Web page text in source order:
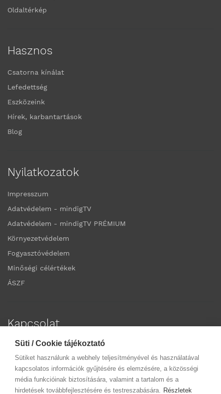
Oldaltérkép
Hasznos
Csatorna kínálat
Lefedettség
Eszközeink
Hírek, karbantartások
Blog
Nyilatkozatok
Impresszum
Adatvédelem - mindigTV
Adatvédelem - mindigTV PRÉMIUM
Környezetvédelem
Fogyasztóvédelem
Minőségi célértékek
ÁSZF
Kapcsolat
Elérhetőségek
Ügyfélszolgálatok
Süti / Cookie tájékoztató
Sütiket használunk a webhely teljesítményével és használatával
kapcsolatos információk gyűjtésére és elemzésére, a közösségi
média funkcióinak biztosítására, valamint a tartalom és a
hirdetések továbbfejlesztésére és testreszabására. Részletek